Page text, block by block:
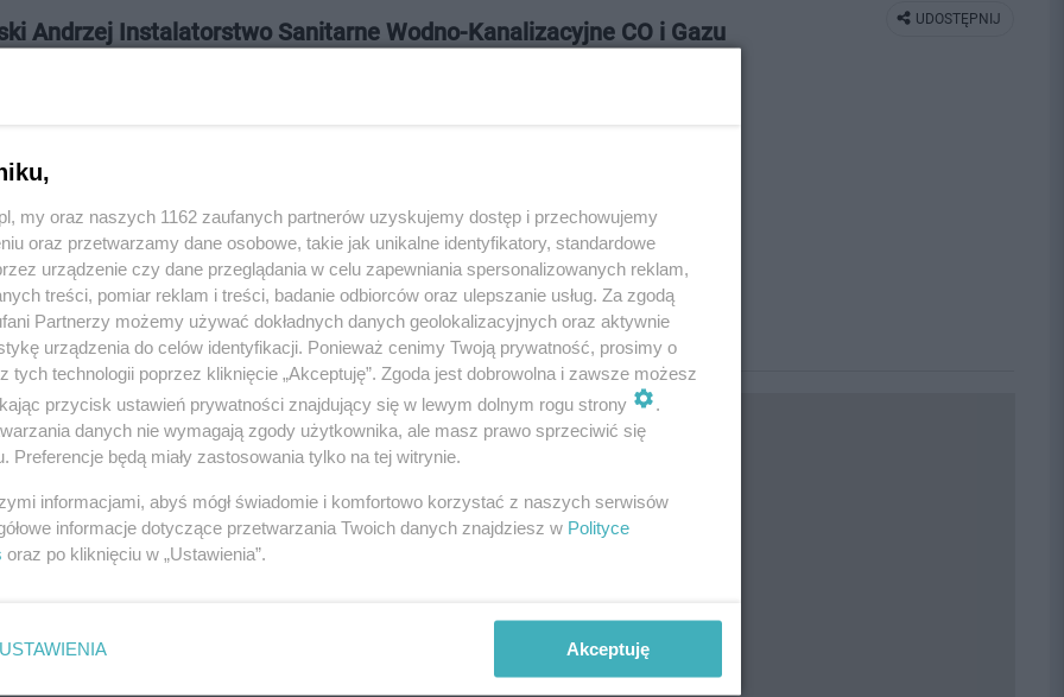
UDOSTĘPNIJ
Andrzej Instalatorstwo Sanitarne Wodno-Kanalizacyjne CO i Gazu
219, wyświetleń: 1240
LOKALIZACJA NA MAPIE
my oraz naszych 1162 zaufanych partnerów uzyskujemy dostęp i przechowujemy
oraz przetwarzamy dane osobowe, takie jak unikalne identyfikatory, standardowe
urządzenie czy dane przeglądania w celu zapewniania spersonalizowanych reklam,
treści, pomiar reklam i treści, badanie odbiorców oraz ulepszanie usług. Za zgodą
Partnerzy możemy używać dokładnych danych geolokalizacyjnych oraz aktywnie
urządzenia do celów identyfikacji. Ponieważ cenimy Twoją prywatność, prosimy o
tych technologii poprzez kliknięcie „Akceptuję”. Zgoda jest dobrowolna i zawsze możesz
przycisk ustawień prywatności znajdujący się w lewym dolnym rogu strony
.
danych nie wymagają zgody użytkownika, ale masz prawo sprzeciwić się
Preferencje będą miały zastosowania tylko na tej witrynie.
informacjami, abyś mógł świadomie i komfortowo korzystać z naszych serwisów
informacje dotyczące przetwarzania Twoich danych znajdziesz w Polityce
oraz po kliknięciu w „Ustawienia”.
USTAWIENIA Akceptuję